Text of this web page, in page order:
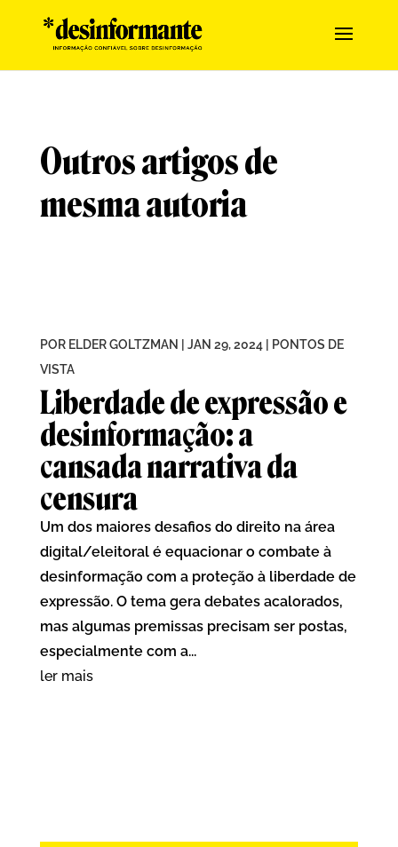
Outros artigos de
mesma autoria
Liberdade de expressão e
desinformação: a
cansada narrativa da
censura
POR ELDER GOLTZMAN JAN 29, 2024|
PONTOS DE
VISTA
Um dos maiores desafios do direito na área
digital/eleitoral é equacionar o combate à
desinformação com a proteção à liberdade de
expressão. O tema gera debates acalorados,
mas algumas premissas precisam ser postas,
especialmente com a...
ler mais